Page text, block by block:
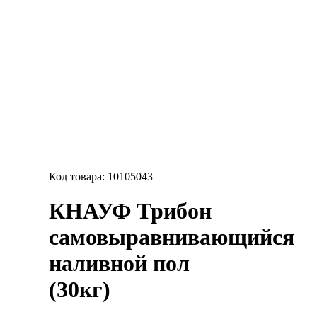
Код товара: 10105043
КНАУФ Трибон
самовыравнивающийся
наливной пол
(30кг)